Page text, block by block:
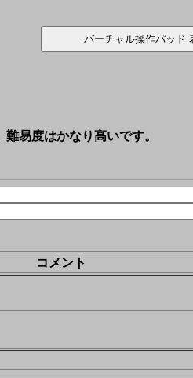
易度はかなり高いです。
コメント